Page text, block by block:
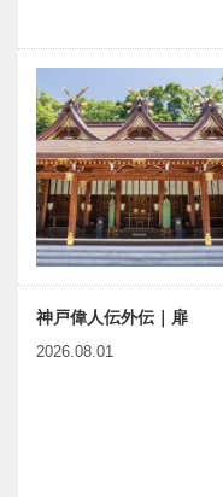
神戸偉人伝外伝｜扉
2026.08.01